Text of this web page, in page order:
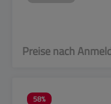
Preise nach
58%